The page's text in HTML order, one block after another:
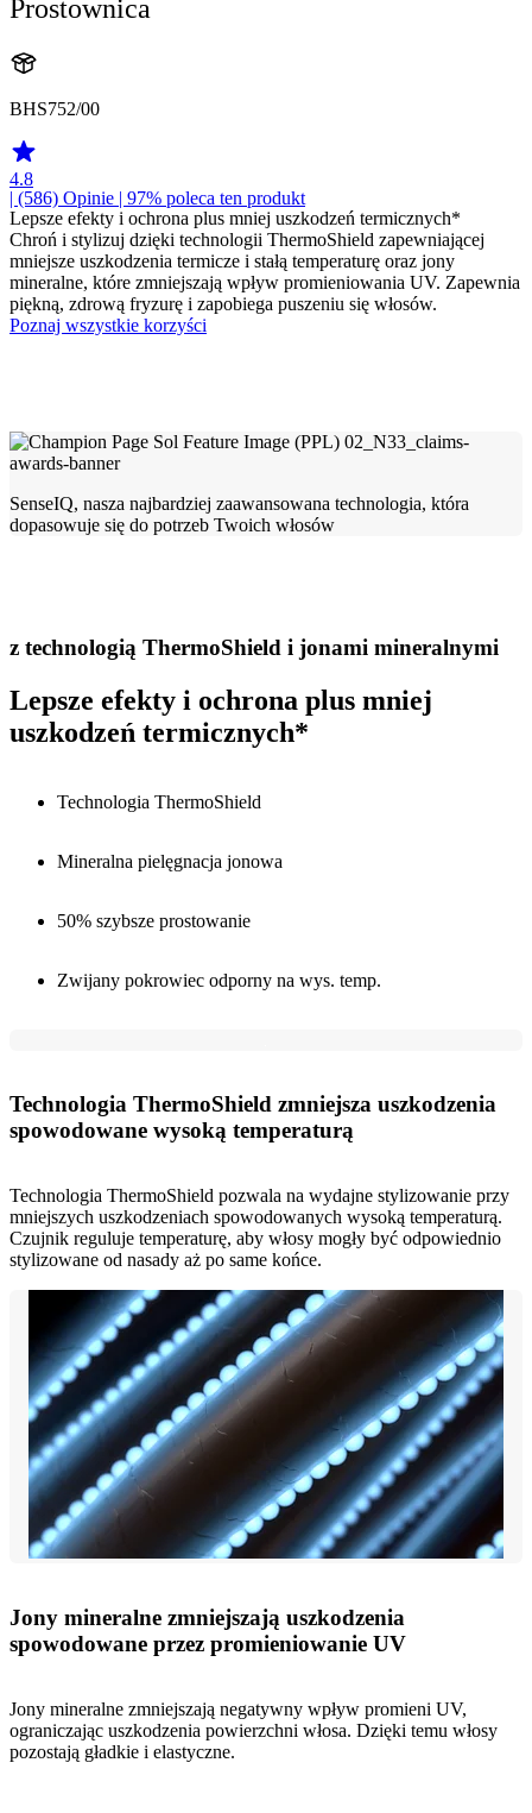
Prostownica
BHS752/00
4.8
| (586) Opinie | 97% poleca ten produkt
Lepsze efekty i ochrona plus mniej uszkodzeń termicznych*
Chroń i stylizuj dzięki technologii ThermoShield zapewniającej
mniejsze uszkodzenia termicze i stałą temperaturę oraz jony
mineralne, które zmniejszają wpływ promieniowania UV. Zapewnia
piękną, zdrową fryzurę i zapobiega puszeniu się włosów.
Poznaj wszystkie korzyści
SenseIQ, nasza najbardziej zaawansowana technologia, która
dopasowuje się do potrzeb Twoich włosów
z technologią ThermoShield i jonami mineralnymi
Lepsze efekty i ochrona plus mniej
uszkodzeń termicznych*
Technologia ThermoShield
Mineralna pielęgnacja jonowa
50% szybsze prostowanie
Zwijany pokrowiec odporny na wys. temp.
Technologia ThermoShield zmniejsza uszkodzenia
spowodowane wysoką temperaturą
Technologia ThermoShield pozwala na wydajne stylizowanie przy
mniejszych uszkodzeniach spowodowanych wysoką temperaturą.
Czujnik reguluje temperaturę, aby włosy mogły być odpowiednio
stylizowane od nasady aż po same końce.
Jony mineralne zmniejszają uszkodzenia
spowodowane przez promieniowanie UV
Jony mineralne zmniejszają negatywny wpływ promieni UV,
ograniczając uszkodzenia powierzchni włosa. Dzięki temu włosy
pozostają gładkie i elastyczne.